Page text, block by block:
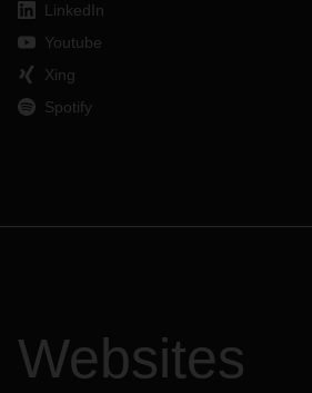
LinkedIn
Youtube
Xing
Spotify
Websites